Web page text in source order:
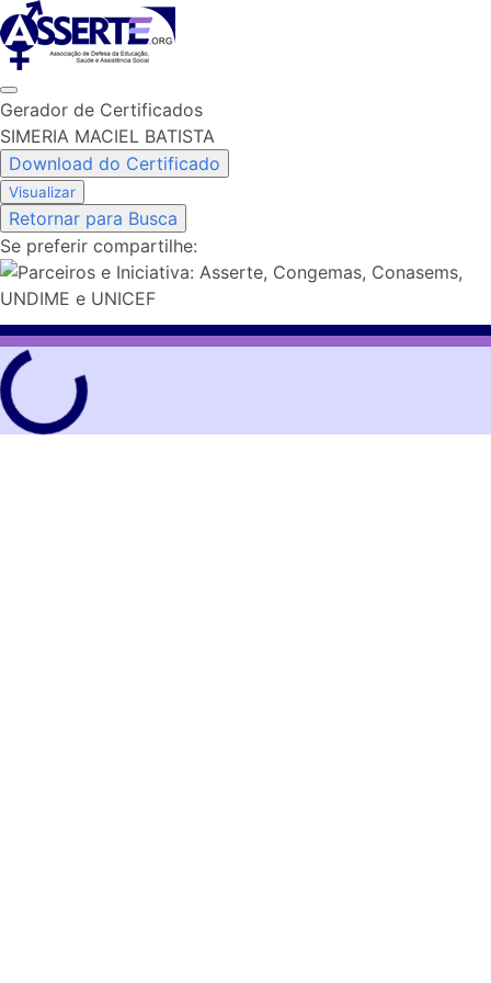
Skip
to
content
Gerador de Certificados
SIMERIA MACIEL BATISTA
Download do Certificado
Visualizar
Retornar para Busca
Se preferir compartilhe: